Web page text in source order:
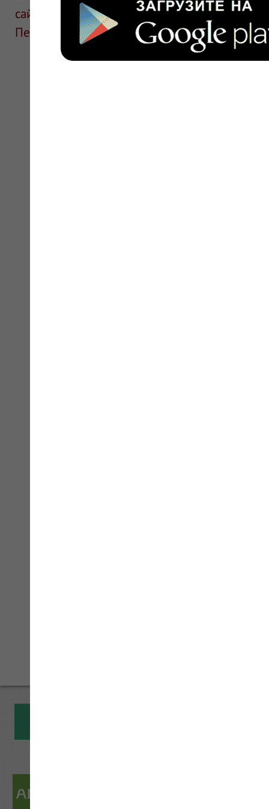
сайте для ознакомления и не является
Перед применением необходима